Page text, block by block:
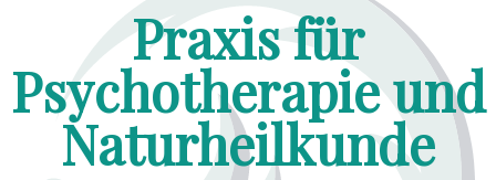
Praxis für
Psychotherapie und
Naturheilkunde